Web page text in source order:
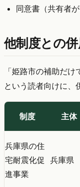
同意書（共有者が
他制度との
「姫路市の補助だ
という読者向けに、
制度 主体
兵庫県の住
宅耐震化促
進事業
兵庫県